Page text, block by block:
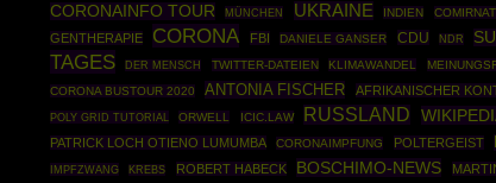
CORONAINFO TOUR MÜNCHEN UKRAINE INDIEN
GENTHERAPIE CORONA FBI DANIELE GANSER CDU NDR
TAGES
DER MENSCH TWITTER-DATEIEN KLIMAWANDEL
CORONA BUSTOUR 2020
ANTONIA FISCHER AFRIKANISCHER
POLY GRID TUTORIAL ORWELL ICIC.LAW RUSSLAND
PATRICK LOCH OTIENO LUMUMBA CORONAIMPFUNG POLTERGEIST
IMPFZWANG KREBS ROBERT HABECK BOSCHIMO-NEWS